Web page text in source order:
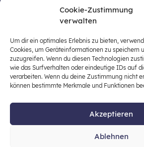
Cookie-Zustimmung
verwalten
Um dir ein optimales Erlebnis zu bieten,
Cookies, um Geräteinformationen zu speichern
zuzugreifen. Wenn du diesen Technologien
wie das Surfverhalten oder eindeutige IDs auf
verarbeiten. Wenn du deine Zustimmung nicht
können bestimmte Merkmale und Funktionen
Akzeptieren
Ablehnen
Stiftung für Wirtschaftsbildung,
Plattform für die Stärkung und
lebensweltbezogenen und
Wirtschaftsbildung in der schulischen
(Fokus: Sekundarstufe I).
© 2026 Stiftung für